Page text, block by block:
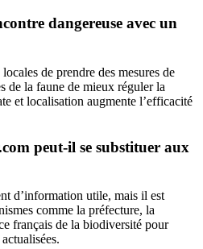
dangereuse avec un
de prendre des mesures de
de la faune de mieux réguler la
et localisation augmente l’efficacité
peut-il se substituer aux
d’information utile, mais il est
comme la préfecture, la
français de la biodiversité pour